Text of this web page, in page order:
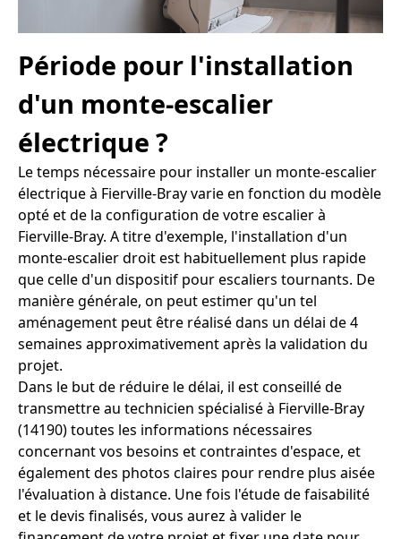
Période pour l'installation
d'un monte-escalier
électrique ?
Le temps nécessaire pour installer un monte-escalier
électrique à Fierville-Bray varie en fonction du modèle
opté et de la configuration de votre escalier à
Fierville-Bray. A titre d'exemple, l'installation d'un
monte-escalier droit est habituellement plus rapide
que celle d'un dispositif pour escaliers tournants. De
manière générale, on peut estimer qu'un tel
aménagement peut être réalisé dans un délai de 4
semaines approximativement après la validation du
projet.
Dans le but de réduire le délai, il est conseillé de
transmettre au technicien spécialisé à Fierville-Bray
(14190) toutes les informations nécessaires
concernant vos besoins et contraintes d'espace, et
également des photos claires pour rendre plus aisée
l'évaluation à distance. Une fois l'étude de faisabilité
et le devis finalisés, vous aurez à valider le